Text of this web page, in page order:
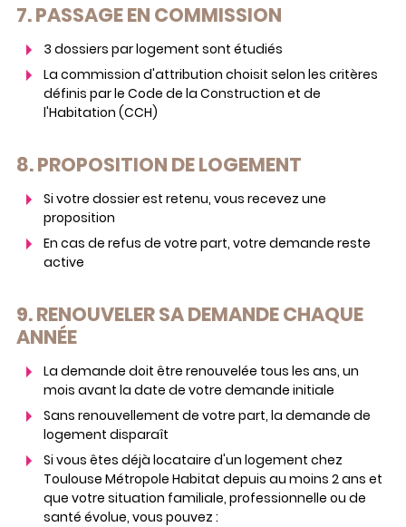
7. PASSAGE EN COMMISSION
3 dossiers par logement sont étudiés
La commission d'attribution choisit selon les critères
définis par le Code de la Construction et de
l'Habitation (CCH)
8. PROPOSITION DE LOGEMENT
Si votre dossier est retenu, vous recevez une
proposition
En cas de refus de votre part, votre demande reste
active
9. RENOUVELER SA DEMANDE CHAQUE
ANNÉE
La demande doit être renouvelée tous les ans, un
mois avant la date de votre demande initiale
Sans renouvellement de votre part, la demande de
logement disparaît
Si vous êtes déjà locataire d'un logement chez
Toulouse Métropole Habitat depuis au moins 2 ans et
que votre situation familiale, professionnelle ou de
santé évolue, vous pouvez :